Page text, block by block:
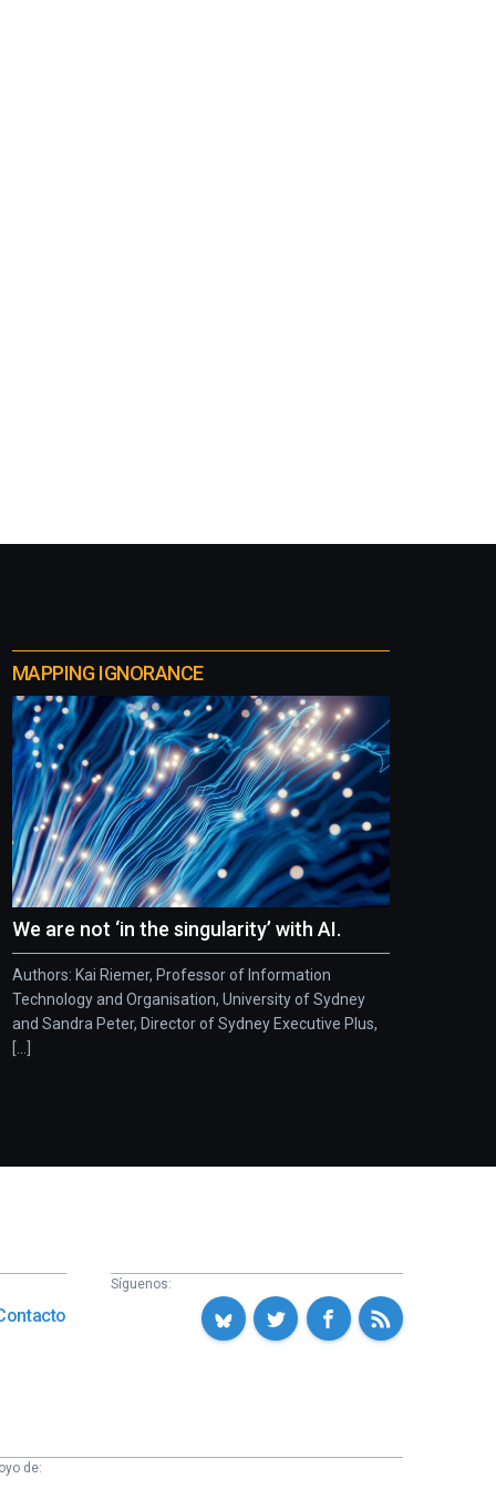
MAPPING IGNORANCE
We are not ‘in the singularity’ with AI.
Authors: Kai Riemer, Professor of Information
Technology and Organisation, University of Sydney
and Sandra Peter, Director of Sydney Executive Plus,
[...]
Síguenos:
de: